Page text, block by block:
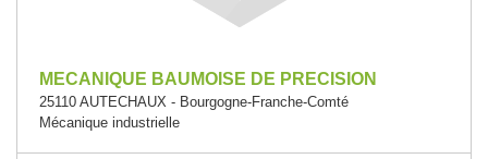
MECANIQUE BAUMOISE DE PRECISION
25110 AUTECHAUX - Bourgogne-Franche-Comté
Mécanique industrielle